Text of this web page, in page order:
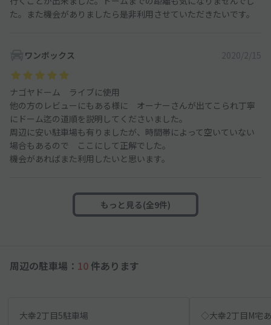
た。また機会がありましたら是非利用させていただきたいです。
ワンボックス 2020/2/15
ナゴヤドーム ライブに使用
他の方のレビューにもある様に オーナーさんが出てこられ丁寧
にドーム迄の道順を説明してくださいました。
周辺に安い駐車場も有りましたが、時間帯によって空いていない
場合もあるので ここにして正解でした。
機会があればまた利用したいと思います。
もっと見る(全9件)
周辺の駐車場： 10 件あります
大幸2丁目5駐車場
◇大幸2丁目M宅